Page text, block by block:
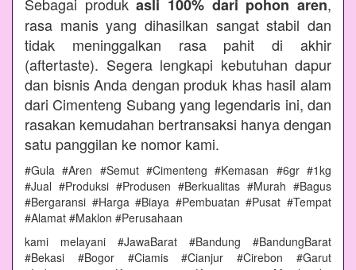
asli 100% dari pohon aren
rasa manis yang dihasilkan sangat stabil dan
tidak meninggalkan rasa pahit di akhir
(aftertaste). Segera lengkapi kebutuhan dapur
dan bisnis Anda dengan produk khas hasil alam
dari Cimenteng Subang yang legendaris ini, dan
rasakan kemudahan bertransaksi hanya dengan
satu panggilan ke nomor kami.
#Gula #Aren #Semut #Cimenteng #Kemasan #6gr #1kg
#Jual #Produksi #Produsen #Berkualitas #Murah #Bagus
#Bergaransi #Harga #Biaya #Pembuatan #Pusat #Tempat
#Alamat #Maklon #Perusahaan
kami melayani #JawaBarat #Bandung #BandungBarat
#Bekasi #Bogor #Ciamis #Cianjur #Cirebon #Garut